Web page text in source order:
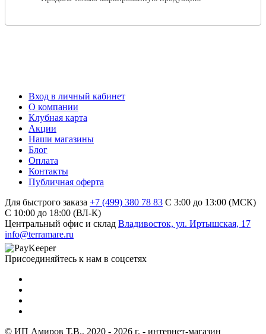
Вход в личный кабинет
О компании
Клубная карта
Акции
Наши магазины
Блог
Оплата
Контакты
Публичная оферта
Для быстрого заказа +7 (499) 380 78 83 С 3:00 до 13:00 (МСК)
C 10:00 до 18:00 (ВЛ-К)
Центральный офис и склад Владивосток, ул. Иртышская, 17
info@terramare.ru
Присоединяйтесь к нам в соцсетях
© ИП Амиров Т.В., 2020 - 2026 г. - интернет-магазин